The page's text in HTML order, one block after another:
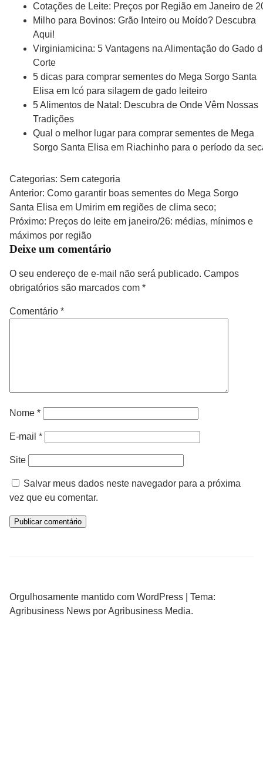
Cotações de Leite: Preços por Região em Janeiro de
Milho para Bovinos: Grão Inteiro ou Moído? Descubra
Aqui!
Virginiamicina: 5 Vantagens na Alimentação do Gado
Corte
5 dicas para comprar sementes do Mega Sorgo Santa
Elisa em Icó para silagem de gado leiteiro
5 Alimentos de Natal: Descubra de Onde Vêm Nossas
Tradições
Qual o melhor lugar para comprar sementes de Mega
Sorgo Santa Elisa em Riachinho para o período da
Categorias: Sem categoria
Navegação
de
Post
Anterior: Como garantir boas sementes do Mega Sorgo
Santa Elisa em Umirim em regiões de clima seco;
Próximo: Preços do leite em janeiro/26: médias, mínimos e
máximos por região
Deixe um comentário
O seu endereço de e-mail não será publicado. Campos
obrigatórios são marcados com *
Comentário *
Nome *
E-mail *
Site
Salvar meus dados neste navegador para a próxima
vez que eu comentar.
Orgulhosamente mantido com WordPress
Tema:
Agribusiness News por Agribusiness Media.